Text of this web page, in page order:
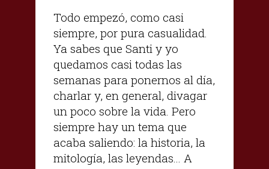
Todo empezó, como casi
siempre, por pura casualidad.
Ya sabes que Santi y yo
quedamos casi todas las
semanas para ponernos al día,
charlar y, en general, divagar
un poco sobre la vida. Pero
siempre hay un tema que
acaba saliendo: la historia, la
mitología, las leyendas... A